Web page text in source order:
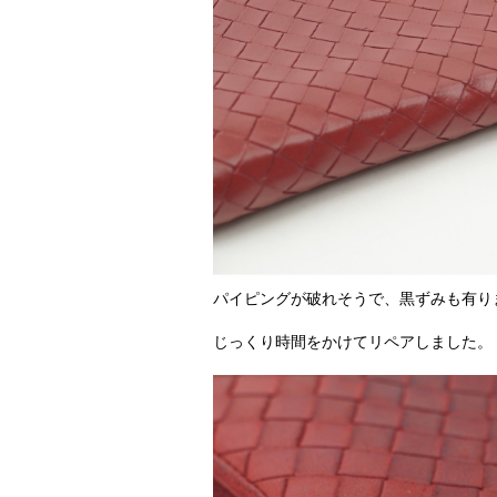
パイピングが破れそうで、黒ずみも有り
じっくり時間をかけてリペアしました。